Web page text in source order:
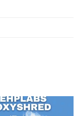
en 150mg cafeïne per
serving! ⚡...